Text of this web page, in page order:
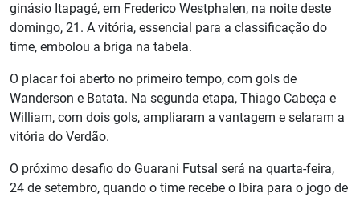
ginásio Itapagé, em Frederico Westphalen, na noite deste
domingo, 21. A vitória, essencial para a classificação do
time, embolou a briga na tabela.
O placar foi aberto no primeiro tempo, com gols de
Wanderson e Batata. Na segunda etapa, Thiago Cabeça e
William, com dois gols, ampliaram a vantagem e selaram a
vitória do Verdão.
O próximo desafio do Guarani Futsal será na quarta-feira,
24 de setembro, quando o time recebe o Ibira para o jogo de